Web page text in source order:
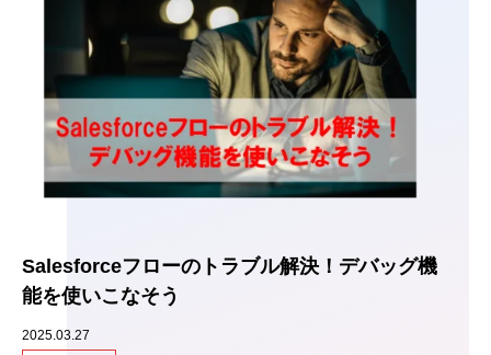
Salesforceフローのトラブル解決！デバッグ機
能を使いこなそう
2025.03.27